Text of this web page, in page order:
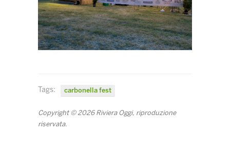
Tags: carbonella fest
Copyright © 2026 Riviera Oggi, riproduzione
riservata.